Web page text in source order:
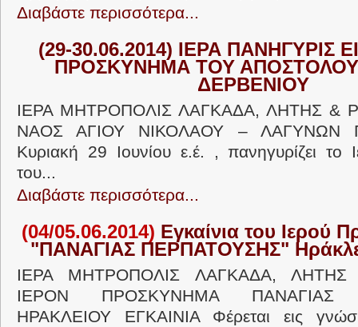
Διαβάστε περισσότερα...
(29-30.06.2014) ΙΕΡΑ ΠΑΝΗΓΥΡΙΣ
ΠΡΟΣΚΥΝΗΜΑ ΤΟΥ
ΔΕΡΒΕΝΙΟΥ
ΙΕΡΑ ΜΗΤΡΟΠΟΛΙΣ ΛΑΓΚΑΔΑ, ΛΗΤΗΣ &
ΝΑΟΣ ΑΓΙΟΥ ΝΙΚΟΛΑΟΥ – ΛΑΓΥΝΩΝ
Κυριακή 29 Ιουνίου ε.έ. , πανηγυρίζει το
του...
Διαβάστε περισσότερα...
(04/05.06.2014) Εγκαίνια του Ιερού
"ΠΑΝΑΓΙΑΣ ΠΕΡΠΑΤΟΥΣΗΣ"
ΙΕΡΑ ΜΗΤΡΟΠΟΛΙΣ ΛΑΓΚΑΔΑ, ΛΗΤΗΣ
ΙΕΡΟΝ ΠΡΟΣΚΥΝΗΜΑ ΠΑΝΑΓΙΑΣ
ΗΡΑΚΛΕΙΟΥ ΕΓΚΑΙΝΙΑ Φέρεται εις